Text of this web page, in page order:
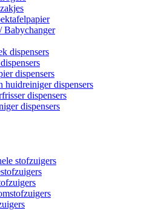
Babychanger
dispensers
dispensers
huidreiniger dispensers
dispensers
dispensers
stofzuigers